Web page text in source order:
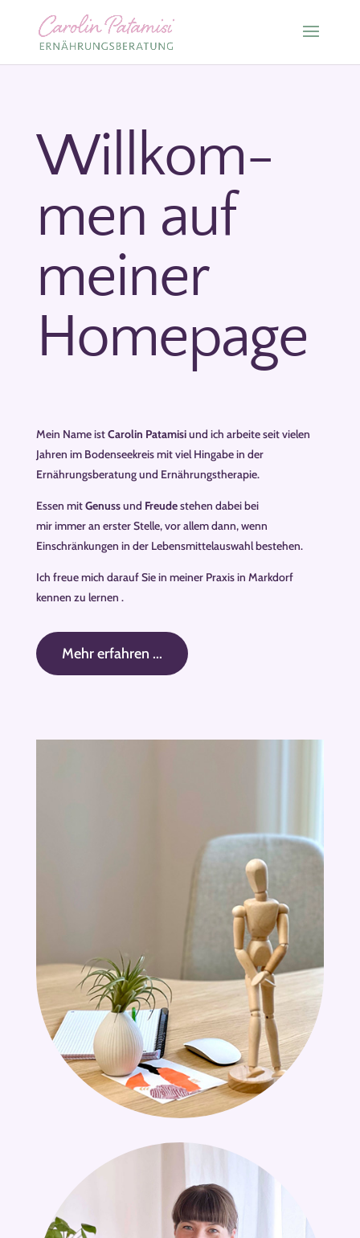
Willkom­
men auf
meiner
Home­page
Mein Name istCarolin Patamisiund ich arbeite seit vielen
Jahren im Bodenseekreis mit viel Hingabe in der
Ernährungsberatung und Ernährungstherapie.
Essen mitGenussund Freudestehen dabei bei
mir immer an erster Stelle, vor allem dann, wenn
Einschränkungen in der Lebensmittelauswahl bestehen.
Ich freue mich darauf Sie in meiner Praxis in Markdorf
kennen zu lernen .
Mehr erfahren ...